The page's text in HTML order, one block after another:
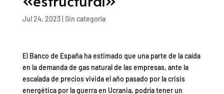
Jul 24, 2023| Sin categoría
El Banco de España ha estimado que una parte de la caída
en la demanda de gas natural de las empresas, ante la
escalada de precios vivida el año pasado por la crisis
energética por la guerra en Ucrania, podría tener un